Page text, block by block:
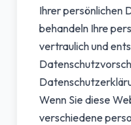
Ihrer persönlichen
behandeln Ihre
vertraulich und
Wenn Sie diese
verschiedene